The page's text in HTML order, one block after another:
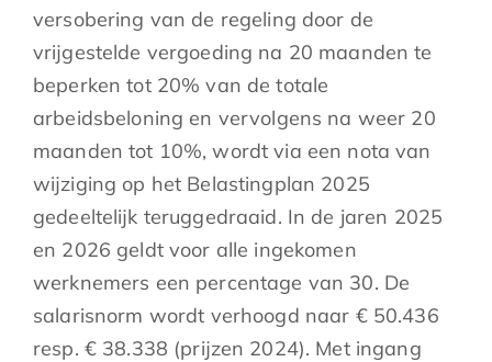
versobering van de regeling door de
vrijgestelde vergoeding na 20 maanden te
beperken tot 20% van de totale
arbeidsbeloning en vervolgens na weer 20
maanden tot 10%, wordt via een nota van
wijziging op het Belastingplan 2025
gedeeltelijk teruggedraaid. In de jaren 2025
en 2026 geldt voor alle ingekomen
werknemers een percentage van 30. De
salarisnorm wordt verhoogd naar € 50.436
resp. € 38.338 (prijzen 2024). Met ingang